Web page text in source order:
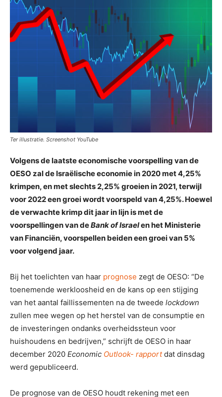
Ter illustratie. Screenshot YouTube
Volgens de laatste economische voorspelling van de
OESO zal de Israëlische economie in 2020 met 4,25%
krimpen, en met slechts 2,25% groeien in 2021, terwijl
voor 2022 een groei wordt voorspeld van 4,25%. Hoewel
de verwachte krimp dit jaar in lijn is met de
voorspellingen van deBank of Israelen het Ministerie
van Financiën, voorspellen beiden een groei van 5%
voor volgend jaar.
Bij het toelichten van haar prognose zegt de OESO: “De
toenemende werkloosheid en de kans op een stijging
van het aantal faillissementen na de tweede lockdown
zullen mee wegen op het herstel van de consumptie en
de investeringen ondanks overheidssteun voor
huishoudens en bedrijven,” schrijft de OESO in haar
december 2020 Economic Outlook- rapport dat dinsdag
werd gepubliceerd.
De prognose van de OESO houdt rekening met een